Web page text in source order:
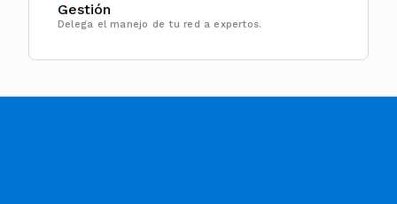
Gestión
Delega el manejo de tu red a expertos.